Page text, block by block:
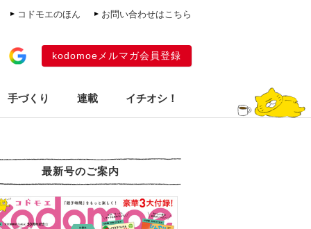
コドモエのほん お問い合わせはこちら
kodomoeメルマガ会員登録
手づくり 連載 イチオシ！
最新号のご案内